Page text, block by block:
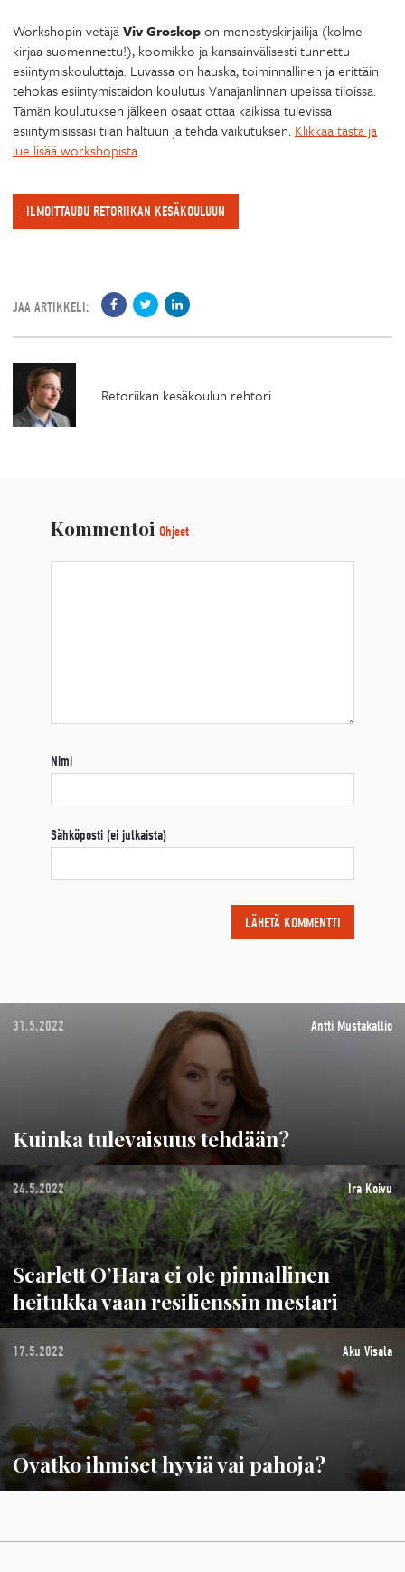
Workshopin vetäjäViv Groskopon menestyskirjailija (kolme
kirjaa suomennettu!), koomikko ja kansainvälisesti tunnettu
esiintymiskouluttaja. Luvassa on hauska, toiminnallinen ja erittäin
tehokas esiintymistaidon koulutus Vanajanlinnan upeissa tiloissa.
Tämän koulutuksen jälkeen osaat ottaa kaikissa tulevissa
esiintymisissäsi tilan haltuun ja tehdä vaikutuksen. Klikkaa tästä ja
lue lisää workshopista.
ILMOITTAUDU RETORIIKAN KESÄKOULUUN
JAA ARTIKKELI:
Retoriikan kesäkoulun rehtori
Kommentoi Ohjeet
Nimi
Sähköposti (ei julkaista)
31.5.2022 Antti Mustakallio
Kuinka tulevaisuus tehdään?
24.5.2022 Ira Koivu
Scarlett O’Hara ei ole pinnallinen
heitukka vaan resilienssin mestari
17.5.2022 Aku Visala
Ovatko ihmiset hyviä vai pahoja?